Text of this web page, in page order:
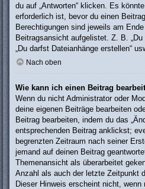
du auf „Antworten“ klicken. Es
erforderlich ist, bevor du einen
Berechtigungen sind jeweils am
Beitragsansicht aufgelistet. Z. B. „Du
„Du darfst Dateianhänge erstellen“
Nach oben
Wie kann ich einen Beitrag
Wenn du nicht Administrator oder
deine eigenen Beiträge bearbeiten
Beitrag bearbeiten, indem du das
entsprechenden Beitrag anklickst;
begrenzten Zeitraum nach seiner
jemand auf deinen Beitrag
Themenansicht als überarbeitet
Anzahl als auch der letzte Zeitpunkt
Dieser Hinweis erscheint nicht, wenn